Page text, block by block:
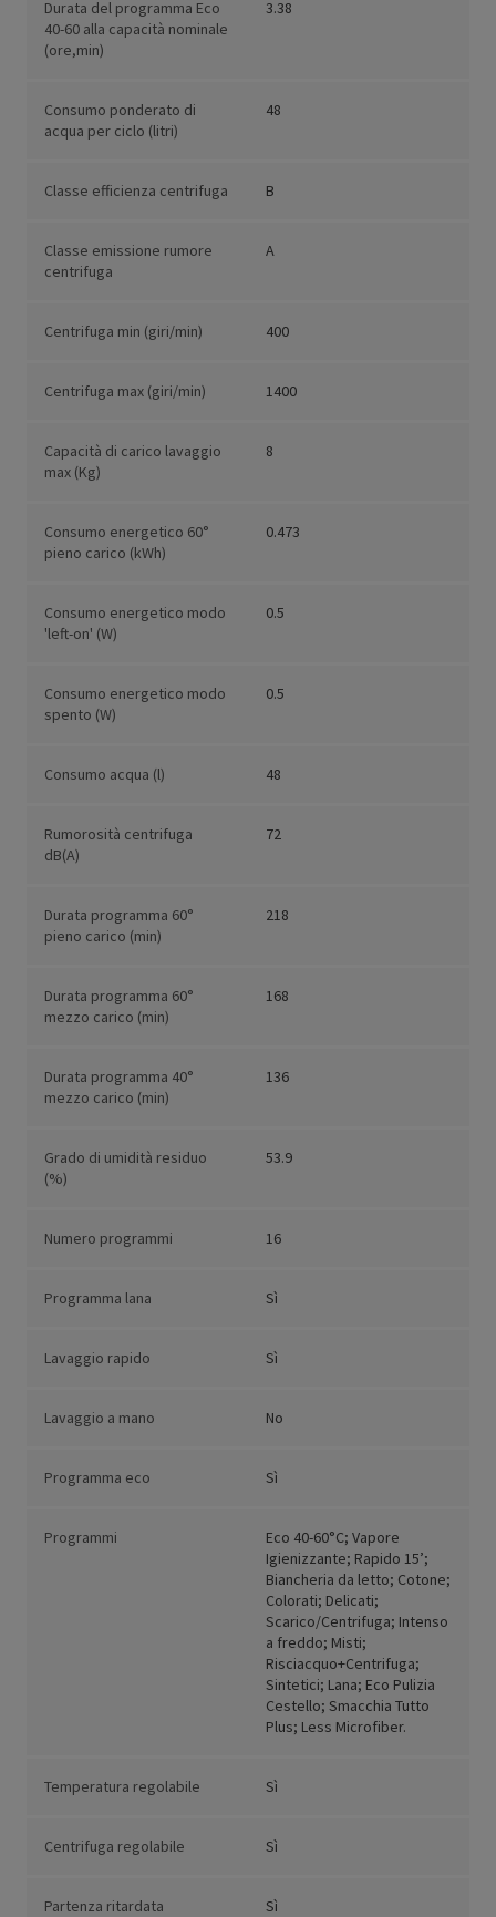
Durata del programma Eco
40-60 alla capacità nominale
(ore,min)
3.38
Consumo ponderato di
acqua per ciclo (litri)
48
Classe efficienza centrifuga B
Classe emissione rumore
centrifuga
A
Centrifuga min (giri/min) 400
Centrifuga max (giri/min) 1400
Capacità di carico lavaggio
max (Kg)
8
Consumo energetico 60°
pieno carico (kWh)
0.473
Consumo energetico modo
'left-on' (W)
0.5
Consumo energetico modo
spento (W)
0.5
Consumo acqua (l) 48
Rumorosità centrifuga
dB(A)
72
Durata programma 60°
pieno carico (min)
218
Durata programma 60°
mezzo carico (min)
168
Durata programma 40°
mezzo carico (min)
136
Grado di umidità residuo
(%)
53.9
Numero programmi 16
Programma lana Sì
Lavaggio rapido Sì
Lavaggio a mano No
Programma eco Sì
Programmi
Eco 40-60°C; Vapore
Igienizzante; Rapido 15’;
Biancheria da letto; Cotone;
Colorati; Delicati;
Scarico/Centrifuga; Intenso
a freddo; Misti;
Risciacquo+Centrifuga;
Sintetici; Lana; Eco Pulizia
Cestello; Smacchia Tutto
Plus; Less Microfiber.
Temperatura regolabile Sì
Centrifuga regolabile Sì
Partenza ritardata Sì